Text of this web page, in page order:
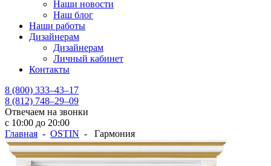
Наши новости
Наш блог
Наши работы
Дизайнерам
Дизайнерам
Личный кабинет
Контакты
8 (800) 333–43–17
8 (812) 748–29–09
Отвечаем на звонки
с 10:00 до 20:00
Главная - OSTIN - Гармония